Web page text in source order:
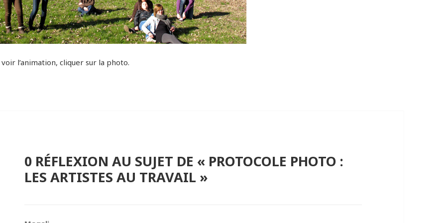
l’animation, cliquer sur la photo.
0 RÉFLEXION AU SUJET DE « PROTOCOLE PHOTO :
LES ARTISTES AU TRAVAIL »